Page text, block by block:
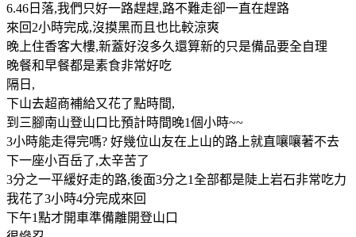
6.46日落,我們只好一路趕趕,路不難走卻一直在趕路
來回2小時完成,沒摸黑而且也比較涼爽
晚上住香客大樓,新蓋好沒多久還算新的只是備品要全自理
晚餐和早餐都是素食非常好吃
隔日,
下山去超商補給又花了點時間,
到三腳南山登山口比預計時間晚1個小時~~
3小時能走得完嗎? 好幾位山友在上山的路上就直嚷嚷著不去
下一座小百岳了,太辛苦了
3分之一平緩好走的路,後面3分之1全部都是陡上岩石非常吃力
我花了3小時4分完成來回
下午1點才開車準備離開登山口